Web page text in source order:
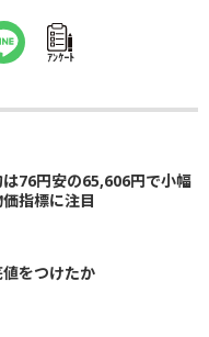
ｱﾝｹｰﾄ
は76円安の65,606円で小幅
指標に注目
をつけたか